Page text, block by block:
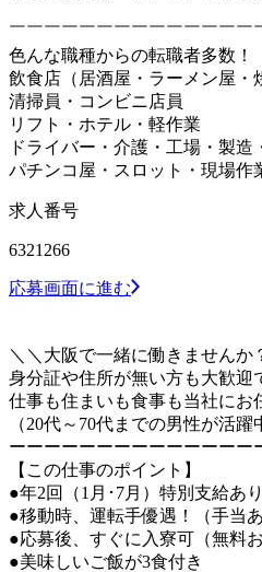
￣￣￣￣￣￣￣￣￣￣￣￣￣￣
色んな職種からの転職者多数！
飲食店（居酒屋・ラーメン屋・
清掃員・コンビニ店員
リフト・ホテル・軽作業
ドライバー・介護・工場・製造
パチンコ屋・スロット・現場作
求人番号
6321266
応募画面に進む
＼＼大阪で一緒に働きませんか
身分証や住所が無い方も大歓迎
仕事も住まいも食事も当社にお
（20代～70代までの男性が活躍
ーーーーーーーーーーーーーー
【この仕事のポイント】
●年2回（1月･7月）特別支給あり
●移動時、運転手優遇！（手当あ
●応募後、すぐに入寮可（無料お
●美味しいご飯が3食付き